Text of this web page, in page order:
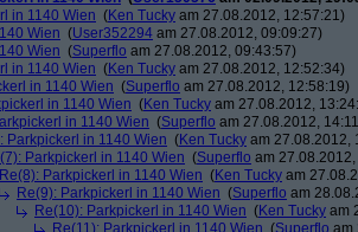
in 1140 Wien (Ken Tucky am 27.08.2012, 12:57:21)
Wien (User352294 am 27.08.2012, 09:09:27)
Wien (Superflo am 27.08.2012, 09:43:57)
in 1140 Wien (Ken Tucky am 27.08.2012, 12:52:34)
in 1140 Wien (Superflo am 27.08.2012, 12:58:19)
in 1140 Wien (Ken Tucky am 27.08.2012,
in 1140 Wien (Superflo am 27.08.2012,
Parkpickerl in 1140 Wien (Ken Tucky am 27.08.2012,
Parkpickerl in 1140 Wien (Superflo am
Re(8): Parkpickerl in 1140 Wien (Ken Tucky am
Re(9): Parkpickerl in 1140 Wien (Superflo am
Re(10): Parkpickerl in 1140 Wien (Ken Tucky am
Re(11): Parkpickerl in 1140 Wien (Superflo am